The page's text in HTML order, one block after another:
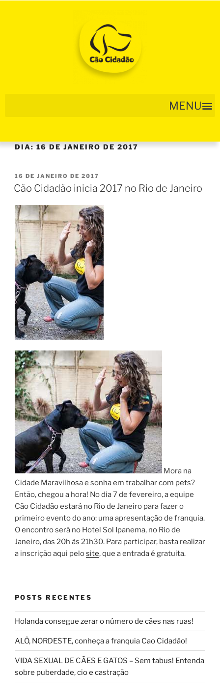
DIA:16 DE JANEIRO DE 2017
16 DE JANEIRO DE 2017
Cão Cidadão inicia 2017 no Rio de Janeiro
Mora na
Cidade Maravilhosa e sonha em trabalhar com pets?
Então, chegou a hora! No dia 7 de fevereiro, a equipe
Cão Cidadão estará no Rio de Janeiro para fazer o
primeiro evento do ano: uma apresentação de franquia.
O encontro será no Hotel Sol Ipanema, no Rio de
Janeiro, das 20h às 21h30. Para participar, basta realizar
a inscrição aqui pelosite, que a entrada é gratuita.
POSTS RECENTES
Holanda consegue zerar o número de cães nas ruas!
ALÔ, NORDESTE, conheça a franquia Cao Cidadão!
VIDA SEXUAL DE CÃES E GATOS – Sem tabus! Entenda
sobre puberdade, cio e castração